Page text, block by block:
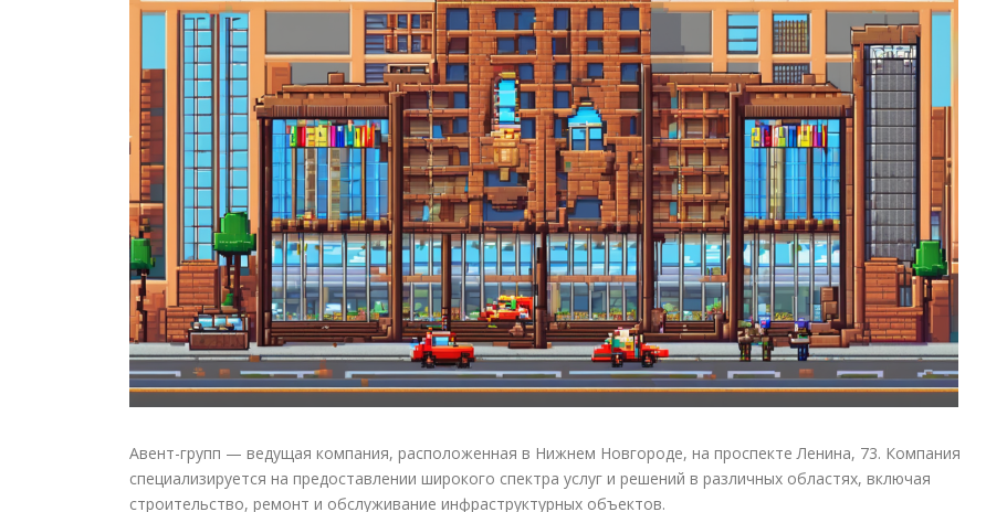
Авент-групп — ведущая компания, расположенная в Нижнем Новгороде, на проспекте Ленина, 73. Компания
специализируется на предоставлении широкого спектра услуг и решений в различных областях, включая
строительство, ремонт и обслуживание инфраструктурных объектов.